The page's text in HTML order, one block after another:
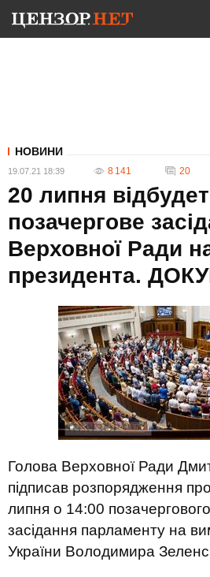
НОВИНИ
19.07.21 18:39 8 141 20
20 липня
позачергове
Верховної Ради
президента.
Голова Верховної Ради
підписав розпорядження
липня о 14:00
засідання парламенту на
України Володимира